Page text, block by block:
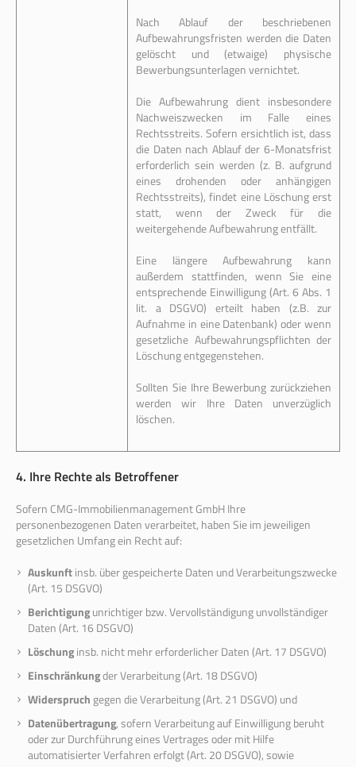
Nach Ablauf der beschriebenen
Aufbewahrungsfristen werden die Daten
gelöscht und (etwaige) physische
Bewerbungsunterlagen vernichtet.
Die Aufbewahrung dient insbesondere
Nachweiszwecken im Falle eines
Rechtsstreits. Sofern ersichtlich ist, dass
die Daten nach Ablauf der 6-Monatsfrist
erforderlich sein werden (z. B. aufgrund
eines drohenden oder anhängigen
Rechtsstreits), findet eine Löschung erst
statt, wenn der Zweck für die
weitergehende Aufbewahrung entfällt.
Eine längere Aufbewahrung kann
außerdem stattfinden, wenn Sie eine
entsprechende Einwilligung (Art. 6 Abs. 1
lit. a DSGVO) erteilt haben (z.B. zur
Aufnahme in eine Datenbank) oder wenn
gesetzliche Aufbewahrungspflichten der
Löschung entgegenstehen.
Sollten Sie Ihre Bewerbung zurückziehen
werden wir Ihre Daten unverzüglich
löschen.
4. Ihre Rechte als Betroffener
Sofern CMG-Immobilienmanagement GmbH Ihre
personenbezogenen Daten verarbeitet, haben Sie im jeweiligen
gesetzlichen Umfang ein Recht auf:
Auskunftinsb. über gespeicherte Daten und Verarbeitungszwecke
(Art. 15 DSGVO)
Berichtigungunrichtiger bzw. Vervollständigung unvollständiger
Daten (Art. 16 DSGVO)
Löschunginsb. nicht mehr erforderlicher Daten (Art. 17 DSGVO)
Einschränkungder Verarbeitung (Art. 18 DSGVO)
Widerspruch gegen die Verarbeitung (Art. 21 DSGVO) und
Datenübertragung, sofern Verarbeitung auf Einwilligung beruht
oder zur Durchführung eines Vertrages oder mit Hilfe
automatisierter Verfahren erfolgt (Art. 20 DSGVO), sowie